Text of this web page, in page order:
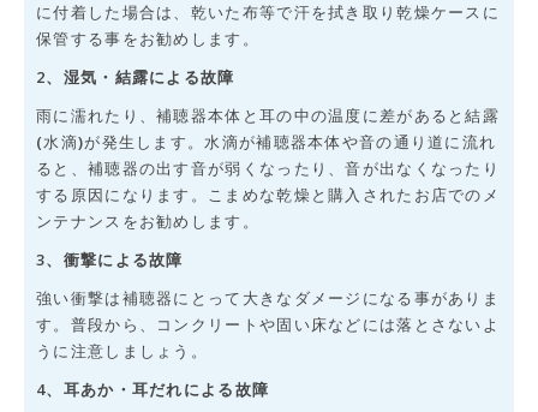
に付着した場合は、乾いた布等で汗を拭き取り乾燥ケースに
保管する事をお勧めします。
2、湿気・結露による故障
雨に濡れたり、補聴器本体と耳の中の温度に差があると結露
(水滴)が発生します。水滴が補聴器本体や音の通り道に流れ
ると、補聴器の出す音が弱くなったり、音が出なくなったり
する原因になります。こまめな乾燥と購入されたお店でのメ
ンテナンスをお勧めします。
3、衝撃による故障
強い衝撃は補聴器にとって大きなダメージになる事がありま
す。普段から、コンクリートや固い床などには落とさないよ
うに注意しましょう。
4、耳あか・耳だれによる故障